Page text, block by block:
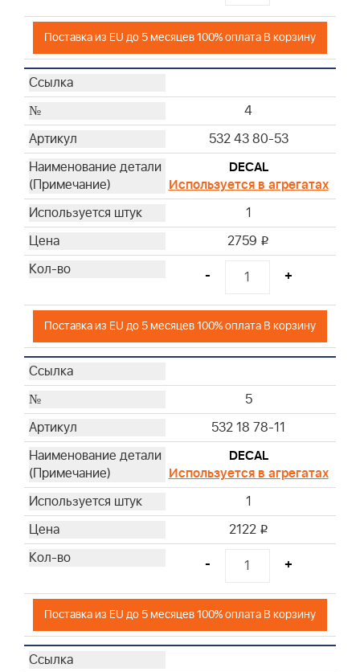
Поставка из EU до 5 месяцев 100% оплата В корзину
4
532 43 80-53
DECAL
Используется в агрегатах
1
2759 i
- +
Поставка из EU до 5 месяцев 100% оплата В корзину
5
532 18 78-11
DECAL
Используется в агрегатах
1
2122 i
- +
Поставка из EU до 5 месяцев 100% оплата В корзину